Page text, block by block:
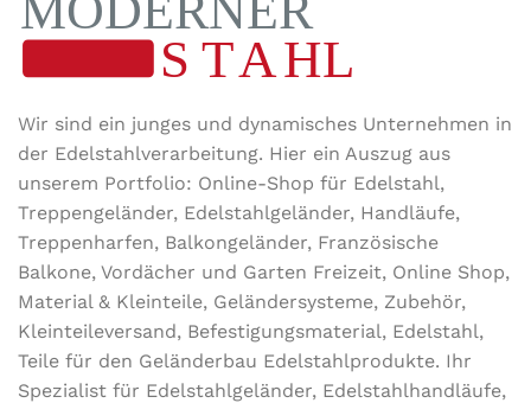
Wir sind ein junges und dynamisches Unternehmen in
der Edel­stahl­ver­arbeitung. Hier ein Auszug aus
unserem Portfolio: Online-Shop für Edelstahl,
Treppengeländer, Edelstahlgeländer, Handläufe,
Treppenharfen, Balkongeländer, Französische
Balkone, Vordächer und Garten Freizeit, Online Shop,
Material & Kleinteile, Geländersysteme, Zubehör,
Kleinteileversand, Befestigungsmaterial, Edelstahl,
Teile für den Geländerbau Edelstahlprodukte. Ihr
Spezialist für Edelstahlgeländer, Edelstahlhandläufe,